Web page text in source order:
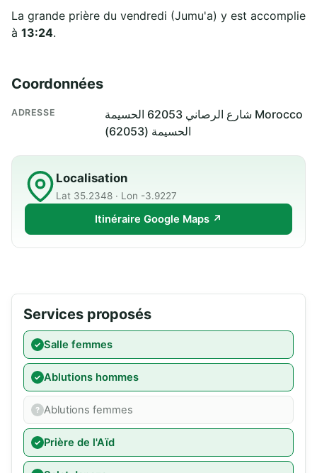
La grande prière du vendredi (Jumu'a) y est accomplie
à 13:24.
Coordonnées
ADRESSE
شارع الرصاني 62053 الحسيمة Morocco
الحسيمة (62053)
Localisation
Lat 35.2348 · Lon -3.9227
Itinéraire Google Maps ↗
Services proposés
Salle femmes
Ablutions hommes
Ablutions femmes
Prière de l'Aïd